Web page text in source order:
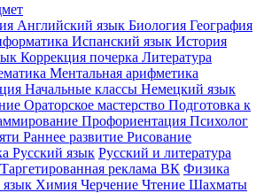
Английский язык Биология География
Испанский язык История
Коррекция почерка Литература
Ментальная арифметика
Начальные классы Немецкий язык
Ораторское мастерство Подготовка к
Профориентация Психолог
Раннее развитие Рисование
Русский язык Русский и литература
Таргетированная реклама ВК Физика
Химия Черчение Чтение Шахматы